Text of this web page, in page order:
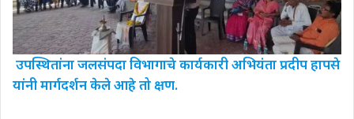
उपस्थितांना जलसंपदा विभागाचे कार्यकारी अभियंता प्रदीप हापसे
यांनी मार्गदर्शन केले आहे तो क्षण.